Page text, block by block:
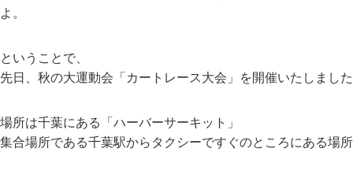
よ。
ということで、
先日、秋の大運動会「カートレース大会」を開催いたしまし
場所は千葉にある「ハーバーサーキット」
集合場所である千葉駅からタクシーですぐのところにある場